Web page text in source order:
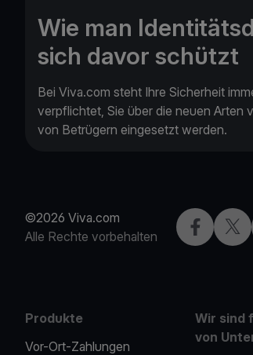
Wie man
sich davor schützt
Bei Viva.com steht Ihre Sicherheit
verpflichtet, Sie über die neuen Arten
von Betrügern eingesetzt werden.
©2026 Viva.com
Alle Rechte vorbehalten
Facebook
X
Produkte
Vor-Ort-Zahlungen
Wir sind
von